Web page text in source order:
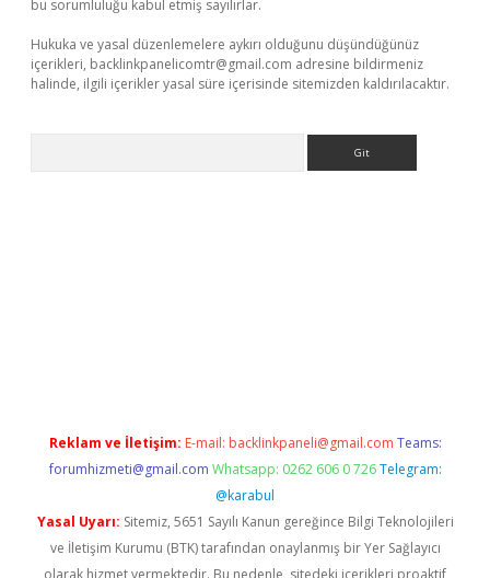
bu sorumluluğu kabul etmiş sayılırlar.
Hukuka ve yasal düzenlemelere aykırı olduğunu düşündüğünüz
içerikleri, backlinkpanelicomtr@gmail.com adresine bildirmeniz
halinde, ilgili içerikler yasal süre içerisinde sitemizden kaldırılacaktır.
Reklam ve İletişim: E-mail: backlinkpaneli@gmail.com Teams:
forumhizmeti@gmail.com Whatsapp: 0262 606 0 726 Telegram:
@karabul
Yasal Uyarı: Sitemiz, 5651 Sayılı Kanun gereğince Bilgi Teknolojileri
ve İletişim Kurumu (BTK) tarafından onaylanmış bir Yer Sağlayıcı
olarak hizmet vermektedir. Bu nedenle, sitedeki içerikleri proaktif